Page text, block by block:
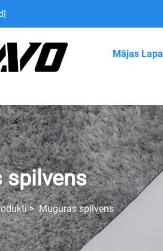
Mājas Lapa
spilvens
>Muguras spilvens